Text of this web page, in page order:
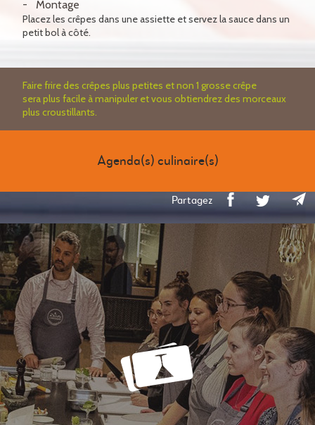
Montage
Placez les crêpes dans une assiette et servez la sauce dans un
petit bol à côté.
Faire frire des crêpes plus petites et non 1 grosse crêpe
sera plus facile à manipuler et vous obtiendrez des morceaux
plus croustillants.
Agenda(s) culinaire(s)
Partagez